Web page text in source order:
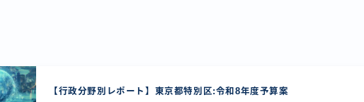
【行政分野別レポート】東京都特別区:令和8年度予算案